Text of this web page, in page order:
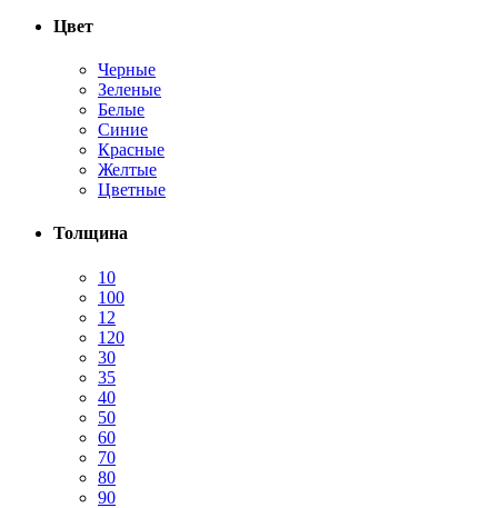
Цвет
Черные
Зеленые
Белые
Синие
Красные
Желтые
Цветные
Толщина
10
100
12
120
30
35
40
50
60
70
80
90